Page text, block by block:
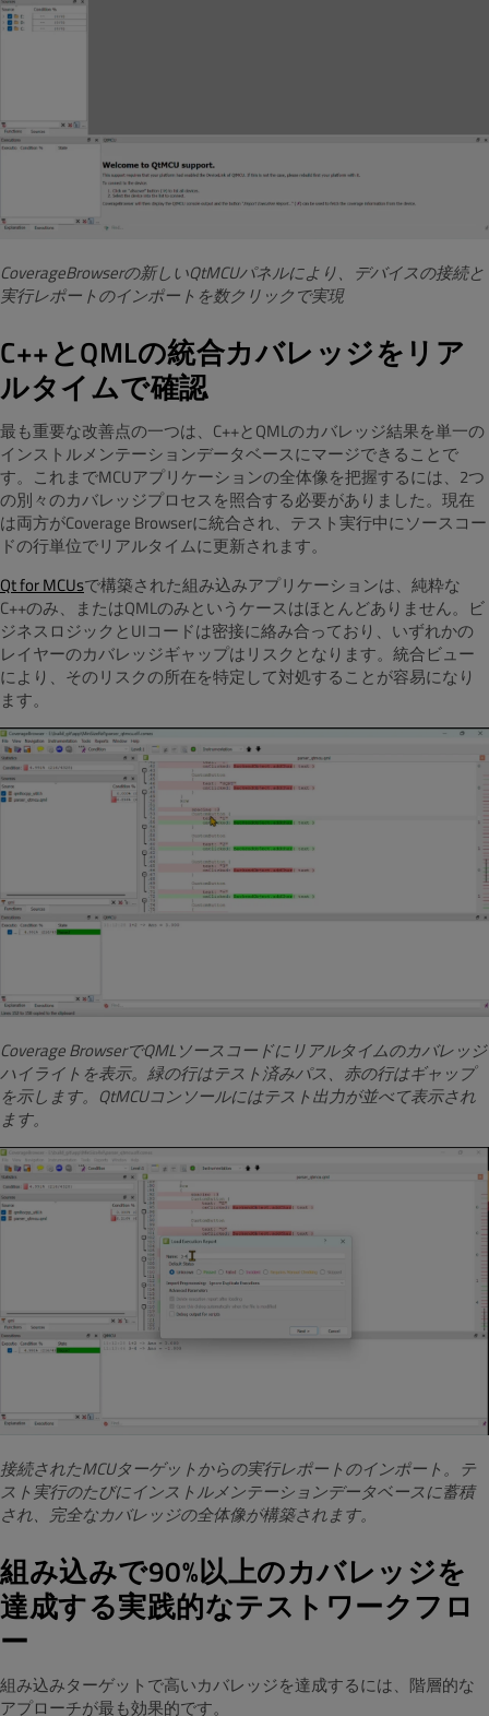
CoverageBrowserの新しいQtMCUパネルにより、デバイスの接続と
実行レポートのインポートを数クリックで実現
C++とQMLの統合カバレッジをリア
ルタイムで確認
最も重要な改善点の一つは、C++とQMLのカバレッジ結果を単一の
インストルメンテーションデータベースにマージできることで
す。これまでMCUアプリケーションの全体像を把握するには、2つ
の別々のカバレッジプロセスを照合する必要がありました。現在
は両方がCoverage Browserに統合され、テスト実行中にソースコー
ドの行単位でリアルタイムに更新されます。
Qt for MCUsで構築された組み込みアプリケーションは、純粋な
C++のみ、またはQMLのみというケースはほとんどありません。ビ
ジネスロジックとUIコードは密接に絡み合っており、いずれかの
レイヤーのカバレッジギャップはリスクとなります。統合ビュー
により、そのリスクの所在を特定して対処することが容易になり
ます。
Coverage BrowserでQMLソースコードにリアルタイムのカバレッジ
ハイライトを表示。緑の行はテスト済みパス、赤の行はギャップ
を示します。QtMCUコンソールにはテスト出力が並べて表示され
ます。
接続されたMCUターゲットからの実行レポートのインポート。テ
スト実行のたびにインストルメンテーションデータベースに蓄積
され、完全なカバレッジの全体像が構築されます。
組み込みで90%以上のカバレッジを
達成する実践的なテストワークフロ
ー
組み込みターゲットで高いカバレッジを達成するには、階層的な
アプローチが最も効果的です。